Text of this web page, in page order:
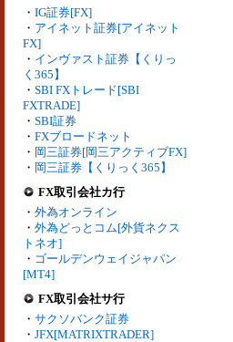
・ IG証券[FX]
・ アイネット証券[アイネット
FX]
・ インヴァスト証券【くりっ
く365】
・ SBI FXトレード[SBI
FXTRADE]
・ SBI証券
・ FXブロードネット
・ 岡三証券[岡三アクティブFX]
・ 岡三証券【くりっく365】
FX取引会社カ行
・ 外為オンライン
・ 外為どっとコム[外貨ネクス
トネオ]
・ ゴールデンウェイジャパン
[MT4]
FX取引会社サ行
・ サクソバンク証券
・ JFX[MATRIXTRADER]